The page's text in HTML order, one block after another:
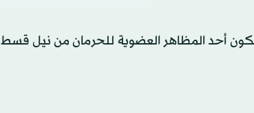
أحد المظاهر العضوية للحرمان من نيل قسط